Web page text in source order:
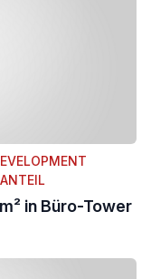
in Büro-Tower